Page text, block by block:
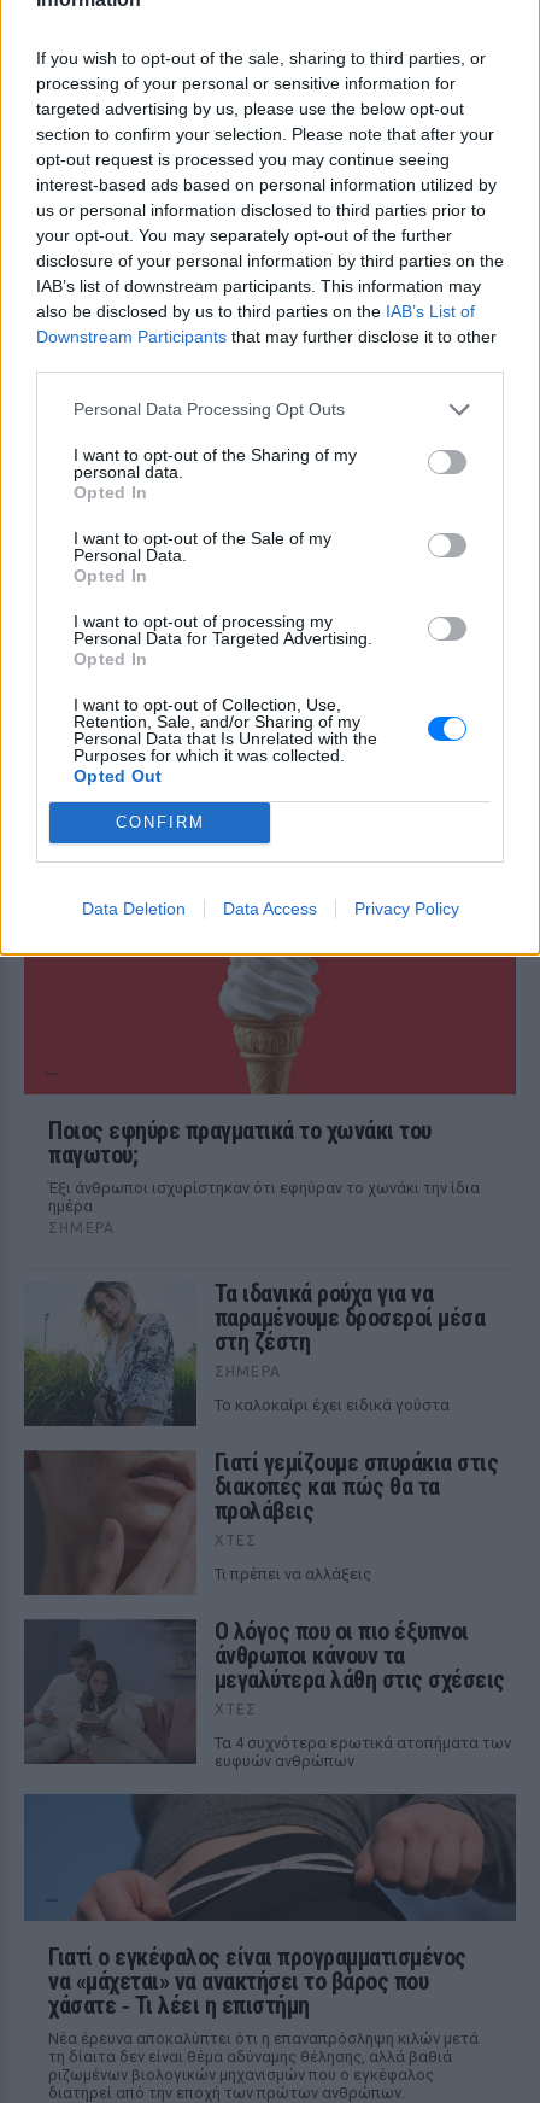
If you wish to opt-out of the sale, sharing to third parties, or
processing of your personal or sensitive information for
targeted advertising by us, please use the below opt-out
section to confirm your selection. Please note that after your
opt-out request is processed you may continue seeing
interest-based ads based on personal information utilized by
us or personal information disclosed to third parties prior to
your opt-out. You may separately opt-out of the further
disclosure of your personal information by third parties on the
IAB’s list of downstream participants. This information may
also be disclosed by us to third parties on the IAB’s List of
Downstream Participants that may further disclose it to other
Personal Data Processing Opt Outs
I want to opt-out of the Sharing of my
personal data.
Opted In
I want to opt-out of the Sale of my
Personal Data.
Opted In
I want to opt-out of processing my
Personal Data for Targeted Advertising.
Opted In
I want to opt-out of Collection, Use,
Retention, Sale, and/or Sharing of my
Personal Data that Is Unrelated with the
Purposes for which it was collected.
Opted Out
CONFIRM
Data Deletion Data Access Privacy Policy
ΔΕΙΤΕ ΕΠΙΣΗΣ
ΣΤΗΝ ΙΔΙΑ ΚΑΤΗΓΟΡΙΑ
Οι κρυμμένες λίμνες της
Εύβοιας ‑ Εγκαταλελειμμένα
«παράδεισο»
ΣΉΜΕΡΑ
Στη Βόρεια Εύβοια, κοντά στο Μαντούδι
και τη Λίμνη, δώδεκα πρώην ορυχεία
περιβαλλοντικής εκπαίδευσης.
καλοκαίρι
Πώς να αποφύγεις το σύγκαμα
ΣΉΜΕΡΑ
Έχει συμβεί σε όλες
Ποιος εφηύρε πραγματικά το χωνάκι του
παγωτού;
Έξι άνθρωποι ισχυρίστηκαν ότι εφηύραν το χωνάκι την ίδια
ημέρα
ΣΉΜΕΡΑ
Τα ιδανικά ρούχα για να
παραμένουμε δροσεροί μέσα
στη ζέστη
ΣΉΜΕΡΑ
To καλοκαίρι έχει ειδικά γούστα
Γιατί γεμίζουμε σπυράκια στις
διακοπές και πώς θα τα
προλάβεις
ΧΤΕΣ
Τι πρέπει να αλλάξεις
Ο λόγος που οι πιο έξυπνοι
άνθρωποι κάνουν τα
μεγαλύτερα λάθη στις σχέσεις
ΧΤΕΣ
Τα 4 συχνότερα ερωτικά ατοπήματα των
ευφυών ανθρώπων
Γιατί ο εγκέφαλος είναι προγραμματισμένος
να «μάχεται» να ανακτήσει το βάρος που
χάσατε ‑ Τι λέει η επιστήμη
Νέα έρευνα αποκαλύπτει ότι η επαναπρόσληψη κιλών μετά
τη δίαιτα δεν είναι θέμα αδύναμης θέλησης, αλλά βαθιά
ριζωμένων βιολογικών μηχανισμών που ο εγκέφαλος
διατηρεί από την εποχή των πρώτων ανθρώπων.